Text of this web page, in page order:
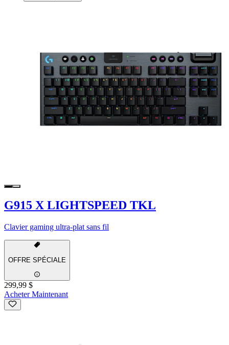
G915 X LIGHTSPEED TKL
Clavier gaming ultra-plat sans fil
OFFRE SPÉCIALE
299,99 $
Acheter Maintenant